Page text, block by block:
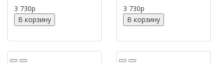
3 730p
В корзину
3 730p
В корзину